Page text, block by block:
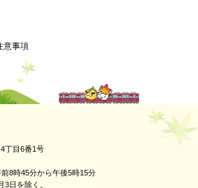
意事項
4丁目6番1号
8時45分から午後5時15分
3日を除く。